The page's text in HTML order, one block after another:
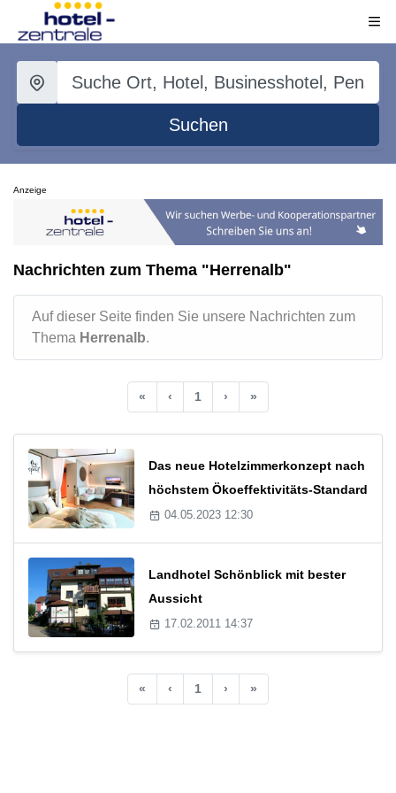
Suchen
Anzeige
Nachrichten zum Thema "Herrenalb"
Auf dieser Seite finden Sie unsere Nachrichten zum
Thema Herrenalb.
« ‹ 1 › »
Das neue Hotelzimmerkonzept nach
höchstem Ökoeffektivitäts-Standard
04.05.2023 12:30
Landhotel Schönblick mit bester
Aussicht
17.02.2011 14:37
« ‹ 1 › »